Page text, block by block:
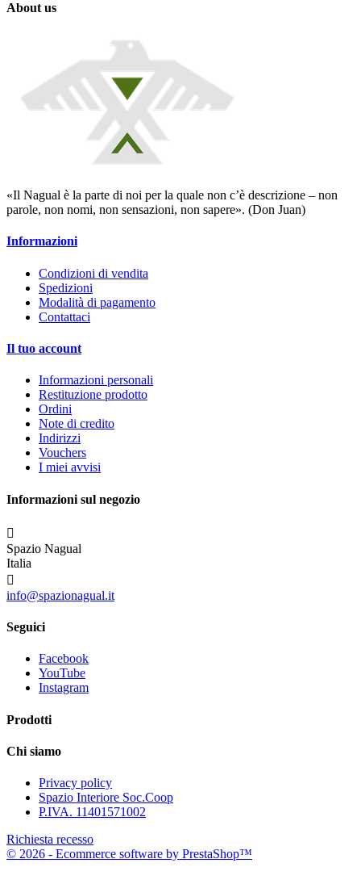
About us
«Il Nagual è la parte di noi per la quale non c’è descrizione – non
parole, non nomi, non sensazioni, non sapere». (Don Juan)
Informazioni
Condizioni di vendita
Spedizioni
Modalità di pagamento
Contattaci
Il tuo account
Informazioni personali
Restituzione prodotto
Ordini
Note di credito
Indirizzi
Vouchers
I miei avvisi
Informazioni sul negozio

Spazio Nagual
Italia

info@spazionagual.it
Seguici
Facebook
YouTube
Instagram
Prodotti
Chi siamo
Privacy policy
Spazio Interiore Soc.Coop
P.IVA. 11401571002
Richiesta recesso
© 2026 - Ecommerce software by PrestaShop™